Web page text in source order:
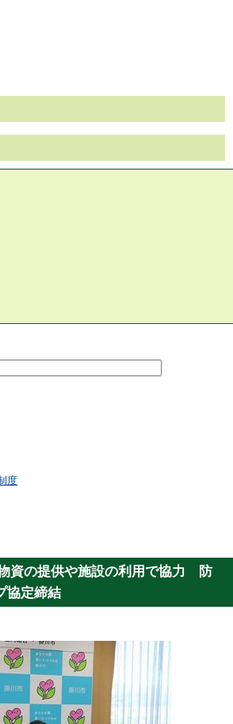
度
資の提供や施設の利用で協力 防
協定締結